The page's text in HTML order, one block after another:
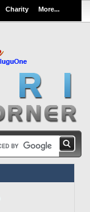
Charity More...